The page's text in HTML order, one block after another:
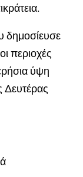
δημοσίευσε
περιοχές
ύψη